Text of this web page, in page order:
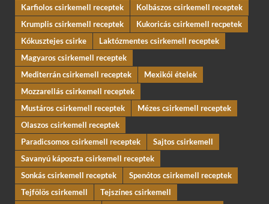
Karfiolos csirkemell receptek
Kolbászos csirkemell receptek
Krumplis csirkemell receptek
Kukoricás csirkemell recpetek
Kókusztejes csirke
Laktózmentes csirkemell receptek
Magyaros csirkemell receptek
Mediterrán csirkemell receptek
Mexikói ételek
Mozzarellás csirkemell receptek
Mustáros csirkemell receptek
Mézes csirkemell receptek
Olaszos csirkemell receptek
Paradicsomos csirkemell receptek
Sajtos csirkemell
Savanyú káposzta csirkemell receptek
Sonkás csirkemell receptek
Spenótos csirkemell receptek
Tejfölös csirkemell
Tejszínes csirkemell